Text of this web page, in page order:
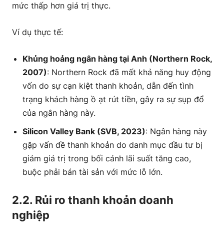
mức thấp hơn giá trị thực.
Ví dụ thực tế:
Khủng hoảng ngân hàng tại Anh (Northern Rock,
2007): Northern Rock đã mất khả năng huy động
vốn do sự cạn kiệt thanh khoản, dẫn đến tình
trạng khách hàng ồ ạt rút tiền, gây ra sự sụp đổ
của ngân hàng này.
Silicon Valley Bank (SVB, 2023): Ngân hàng này
gặp vấn đề thanh khoản do danh mục đầu tư bị
giảm giá trị trong bối cảnh lãi suất tăng cao,
buộc phải bán tài sản với mức lỗ lớn.
2.2. Rủi ro thanh khoản doanh
nghiệp